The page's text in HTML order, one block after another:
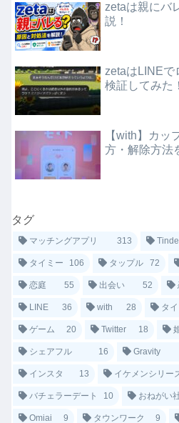
zetaは親にバ
説！
zetaはLINEで
検証してみた
【with】カッ
方・解除方法
タグ
マッチングアプリ 313
タイミー 106 タップル 72
恋庭 55 出会い 52
LINE 36 with 28 タイ
ゲーム 20 Twitter 18
シェアフル 16 Gravity
インスタ 13 イケメンシリー
バチェラーデート 10 おねがい
Omiai 9 タウンワーク 9